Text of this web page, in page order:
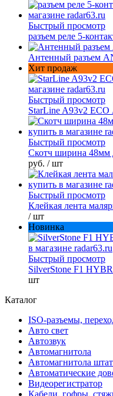
Быстрый просмотр
разъем реле 5-
Антенный разъем
Хит продаж
Быстрый просмотр
StarLine A93v2 ECO
Быстрый просмотр
Скотч ширина 48мм
руб. / шт
Быстрый просмотр
Клейкая лента
/ шт
Новинка
Быстрый просмотр
SilverStone F1
шт
Каталог
ISO-разъемы,
Авто свет
Автозвук
Автомагнитола
Автомагнитола
Автоматические
Видеорегистратор